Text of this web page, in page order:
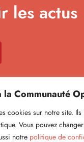
la Communauté
cookies sur notre site.
Vous pouvez
notre politique de
les actus